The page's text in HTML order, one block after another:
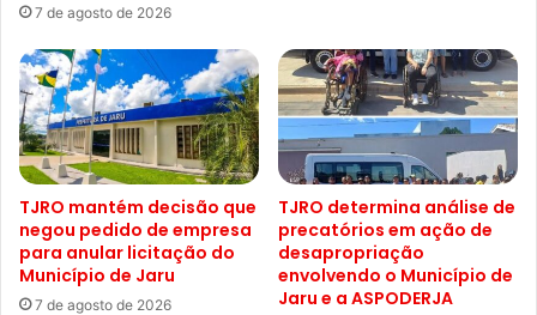
7 de agosto de 2026
TJRO mantém decisão que
negou pedido de empresa
para anular licitação do
Município de Jaru
7 de agosto de 2026
TJRO determina análise de
precatórios em ação de
desapropriação
envolvendo o Município de
Jaru e a ASPODERJA